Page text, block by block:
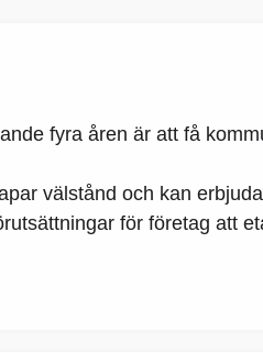
fyra åren är att få
välstånd och kan
för företag att